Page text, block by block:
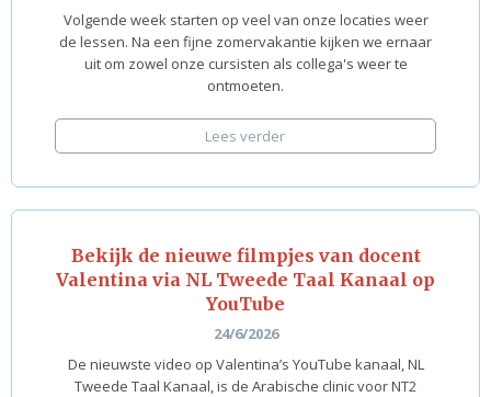
Volgende week starten op veel van onze locaties weer
de lessen. Na een fijne zomervakantie kijken we ernaar
uit om zowel onze cursisten als collega's weer te
ontmoeten.
Lees verder
Bekijk de nieuwe filmpjes van docent
Valentina via NL Tweede Taal Kanaal op
YouTube
24/6/2026
De nieuwste video op Valentina’s YouTube kanaal, NL
Tweede Taal Kanaal, is de Arabische clinic voor NT2